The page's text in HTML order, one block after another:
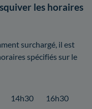
les horaires
surchargé, il est
spécifiés sur le
14h30 16h30